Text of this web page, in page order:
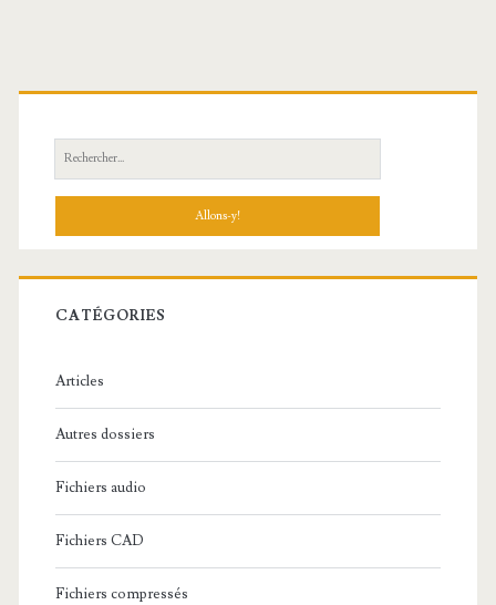
R
e
h
r
c
:
CATÉGORIES
Articles
Autres dossiers
Fichiers audio
Fichiers CAD
Fichiers compressés